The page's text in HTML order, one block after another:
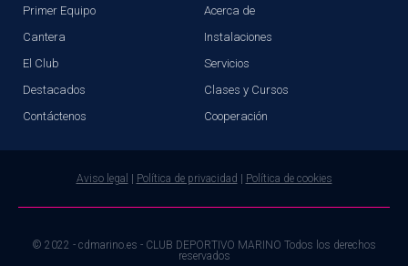
Primer Equipo
Cantera
El Club
Destacados
Contáctenos
Acerca de
Instalaciones
Servicios
Clases y Cursos
Cooperación
Aviso legal | Política de privacidad | Política de cookies
© 2022 - cdmarino.es - CLUB DEPORTIVO MARINO Todos los derechos
reservados